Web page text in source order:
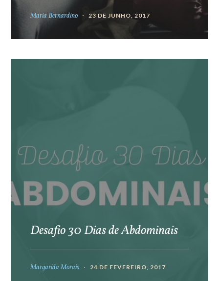
Maria Bernardino 23 DE JUNHO, 2017
Desafio 30 Dias de Abdominais
Margarida Morais 24 DE FEVEREIRO, 2017